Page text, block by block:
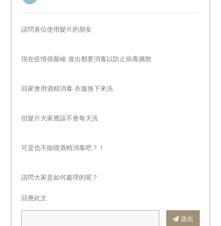
請問各位使用髮片的朋友
現在疫情很嚴峻 進出都要消毒以防止病毒擴散
回家會用酒精消毒 衣服換下來洗
但髮片大家應該不會每天洗
可是也不能噴酒精消毒吧？！
請問大家是如何處理的呢？
回應此文
送出